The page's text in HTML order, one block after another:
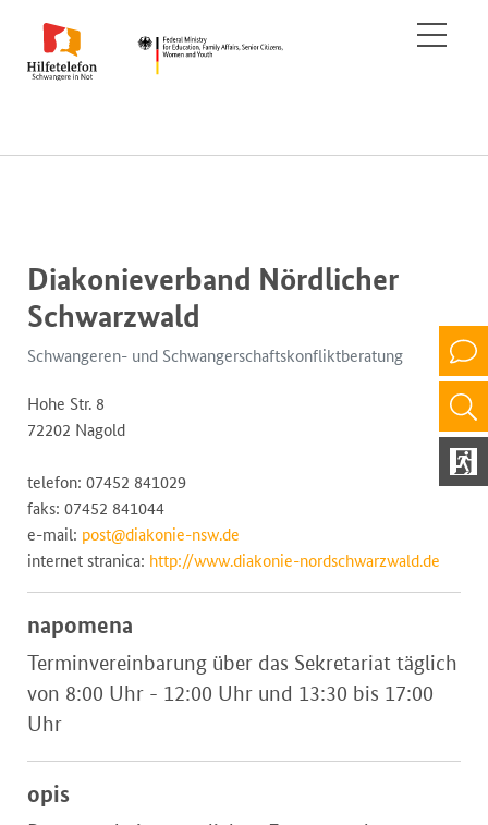
Diakonieverband Nördlicher
Schwarzwald
Schwangeren- und Schwangerschaftskonfliktberatung
Hohe Str. 8
72202 Nagold
telefon: 07452 841029
faks: 07452 841044
e-mail: post@diakonie-nsw.de
internet stranica: http://www.diakonie-nordschwarzwald.de
napomena
Terminvereinbarung über das Sekretariat täglich
von 8:00 Uhr - 12:00 Uhr und 13:30 bis 17:00
Uhr
opis